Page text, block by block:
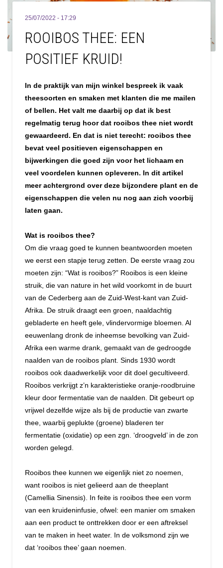
25/07/2022 - 17:29
ROOIBOS THEE: EEN
POSITIEF KRUID!
In de praktijk van mijn winkel bespreek ik vaak
theesoorten en smaken met klanten die me mailen
of bellen. Het valt me daarbij op dat ik best
regelmatig terug hoor dat rooibos thee niet wordt
gewaardeerd. En dat is niet terecht: rooibos thee
bevat veel positieven eigenschappen en
bijwerkingen die goed zijn voor het lichaam en
veel voordelen kunnen opleveren. In dit artikel
meer achtergrond over deze bijzondere plant en de
eigenschappen die velen nu nog aan zich voorbij
laten gaan.
Wat is rooibos thee?
Om die vraag goed te kunnen beantwoorden moeten
we eerst een stapje terug zetten. De eerste vraag zou
moeten zijn: “Wat is rooibos?” Rooibos is een kleine
struik, die van nature in het wild voorkomt in de buurt
van de Cederberg aan de Zuid-West-kant van Zuid-
Afrika. De struik draagt een groen, naaldachtig
gebladerte en heeft gele, vlindervormige bloemen. Al
eeuwenlang dronk de inheemse bevolking van Zuid-
Afrika een warme drank, gemaakt van de gedroogde
naalden van de rooibos plant. Sinds 1930 wordt
rooibos ook daadwerkelijk voor dit doel gecultiveerd.
Rooibos verkrijgt z’n karakteristieke oranje-roodbruine
kleur door fermentatie van de naalden. Dit gebeurt op
vrijwel dezelfde wijze als bij de productie van zwarte
thee, waarbij geplukte (groene) bladeren ter
fermentatie (oxidatie) op een zgn. ‘droogveld’ in de zon
worden gelegd.
Rooibos thee kunnen we eigenlijk niet zo noemen,
want rooibos is niet gelieerd aan de theeplant
(Camellia Sinensis). In feite is rooibos thee een vorm
van een kruideninfusie, ofwel: een manier om smaken
aan een product te onttrekken door er een aftreksel
van te maken in heet water. In de volksmond zijn we
dat ‘rooibos thee’ gaan noemen.